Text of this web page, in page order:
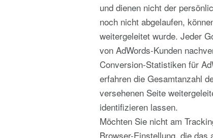
und dienen nicht der
noch nicht abgelaufen,
weitergeleitet wurde. Jeder
von AdWords-Kunden
Conversion-Statistiken für
erfahren die Gesamtanzahl
versehenen Seite
identifizieren lassen.
Möchten Sie nicht am
Browser-Einstellung, die